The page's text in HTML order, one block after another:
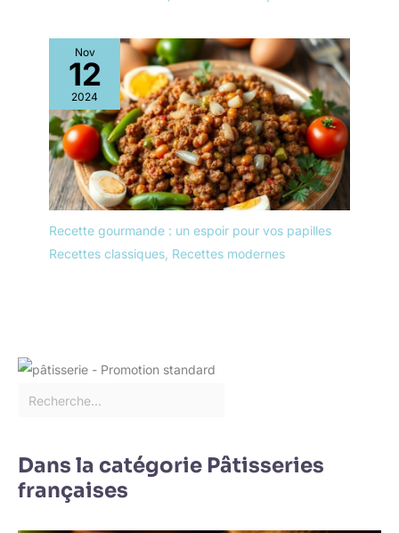
Nov
12
2024
Recette gourmande : un espoir pour vos papilles
Recettes classiques Recettes modernes
Dans la catégorie Pâtisseries
françaises